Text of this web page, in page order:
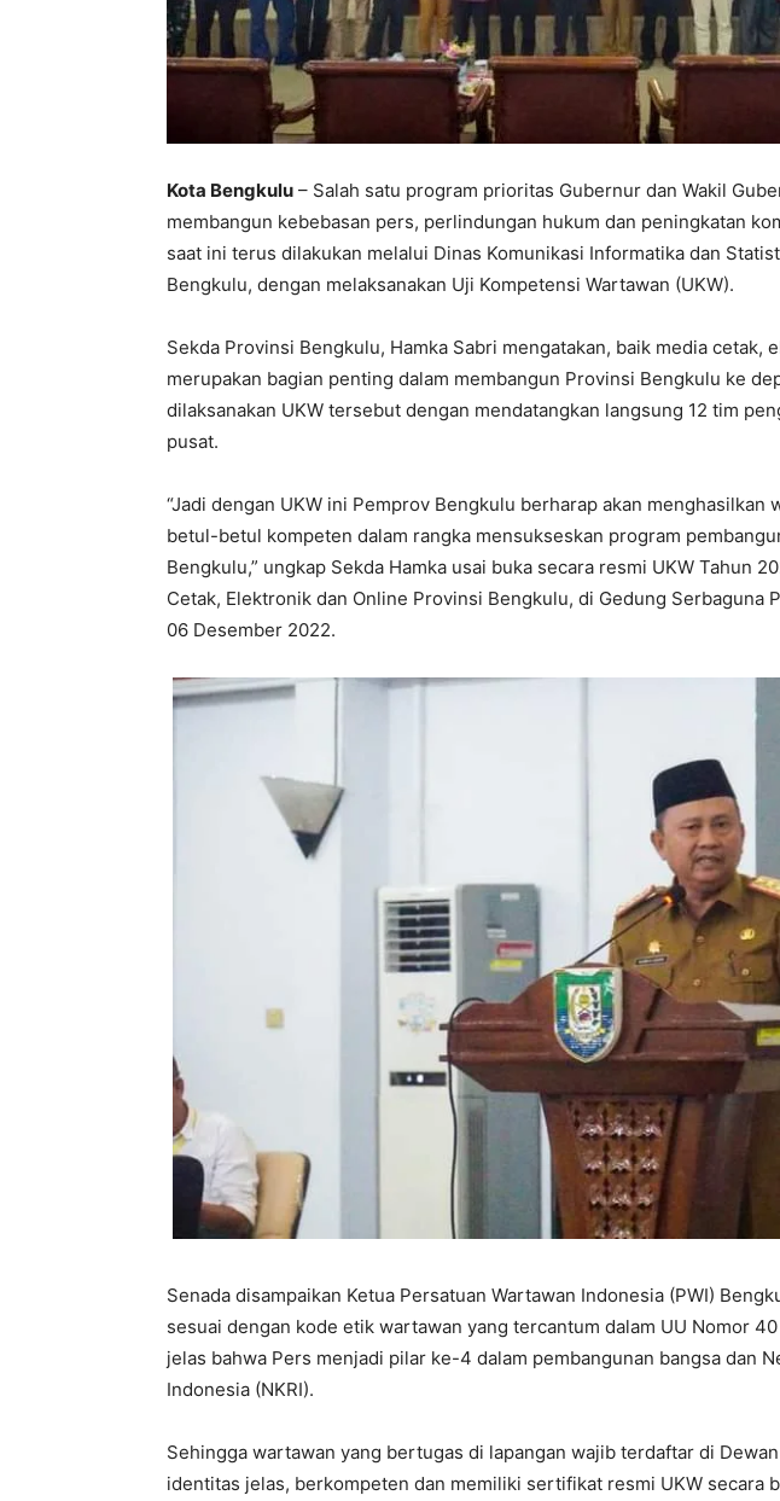
Kota Bengkulu – Salah satu program prioritas Gubernur dan Wakil
membangun kebebasan pers, perlindungan hukum dan peningkatan
saat ini terus dilakukan melalui Dinas Komunikasi Informatika dan
Bengkulu, dengan melaksanakan Uji Kompetensi Wartawan (UKW).
Sekda Provinsi Bengkulu, Hamka Sabri mengatakan, baik media cetak,
merupakan bagian penting dalam membangun Provinsi Bengkulu ke
dilaksanakan UKW tersebut dengan mendatangkan langsung 12 tim
pusat.
“Jadi dengan UKW ini Pemprov Bengkulu berharap akan menghasilkan
betul-betul kompeten dalam rangka mensukseskan program
Bengkulu,” ungkap Sekda Hamka usai buka secara resmi UKW Tahun
Cetak, Elektronik dan Online Provinsi Bengkulu, di Gedung Serbaguna
06 Desember 2022.
Senada disampaikan Ketua Persatuan Wartawan Indonesia (PWI)
sesuai dengan kode etik wartawan yang tercantum dalam UU Nomor
jelas bahwa Pers menjadi pilar ke-4 dalam pembangunan bangsa dan
Indonesia (NKRI).
Sehingga wartawan yang bertugas di lapangan wajib terdaftar di
identitas jelas, berkompeten dan memiliki sertifikat resmi UKW secara